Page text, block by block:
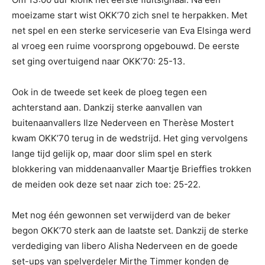
moeizame start wist OKK’70 zich snel te herpakken. Met
net spel en een sterke serviceserie van Eva Elsinga werd
al vroeg een ruime voorsprong opgebouwd. De eerste
set ging overtuigend naar OKK’70: 25-13.
Ook in de tweede set keek de ploeg tegen een
achterstand aan. Dankzij sterke aanvallen van
buitenaanvallers Ilze Nederveen en Therèse Mostert
kwam OKK’70 terug in de wedstrijd. Het ging vervolgens
lange tijd gelijk op, maar door slim spel en sterk
blokkering van middenaanvaller Maartje Brieffies trokken
de meiden ook deze set naar zich toe: 25-22.
Met nog één gewonnen set verwijderd van de beker
begon OKK’70 sterk aan de laatste set. Dankzij de sterke
verdediging van libero Alisha Nederveen en de goede
set-ups van spelverdeler Mirthe Timmer konden de